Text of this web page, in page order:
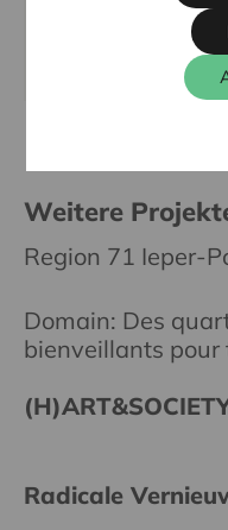
WIM
016
Weitere
Region 71 Ieper-
Domain: Des
bienveillants pour
Radicale